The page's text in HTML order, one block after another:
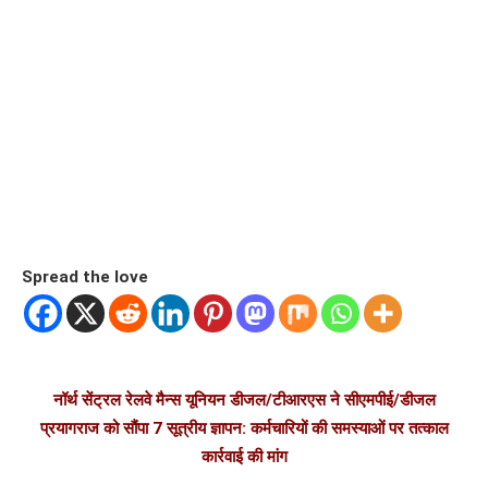
Spread the love
नॉर्थ सेंट्रल रेलवे मैन्स यूनियन डीजल/टीआरएस ने सीएमपीई/डीजल
प्रयागराज को सौंपा 7 सूत्रीय ज्ञापन: कर्मचारियों की समस्याओं पर तत्काल
कार्रवाई की मांग